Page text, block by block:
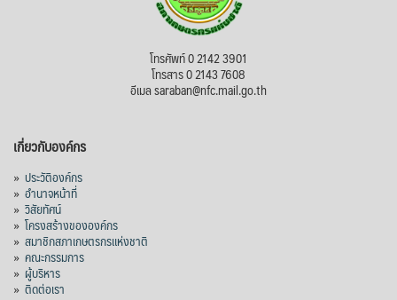
โทรศัพท์ 0 2142 3901
โทรสาร 0 2143 7608
อีเมล saraban@nfc.mail.go.th
เกี่ยวกับองค์กร
» ประวัติองค์กร
» อำนาจหน้าที่
» วิสัยทัศน์
» โครงสร้างขององค์กร
» สมาชิกสภาเกษตรกรแห่งชาติ
» คณะกรรมการ
» ผู้บริหาร
» ติดต่อเรา